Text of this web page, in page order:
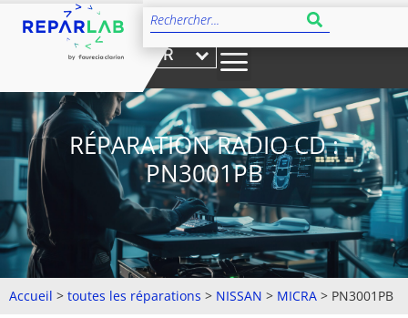
FR
RÉPARATION RADIO CD :
PN3001PB
Accueil > toutes les réparations > NISSAN > MICRA > PN3001PB